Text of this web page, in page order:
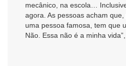
mecânico, na escola…
agora. As pessoas acham
uma pessoa famosa, tem que
Não. Essa não é a minha